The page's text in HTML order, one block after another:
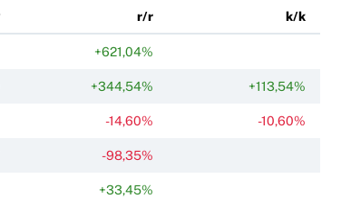
r/r k/k
+621,04%
+344,54% +113,54%
-14,60% -10,60%
-98,35%
+33,45%